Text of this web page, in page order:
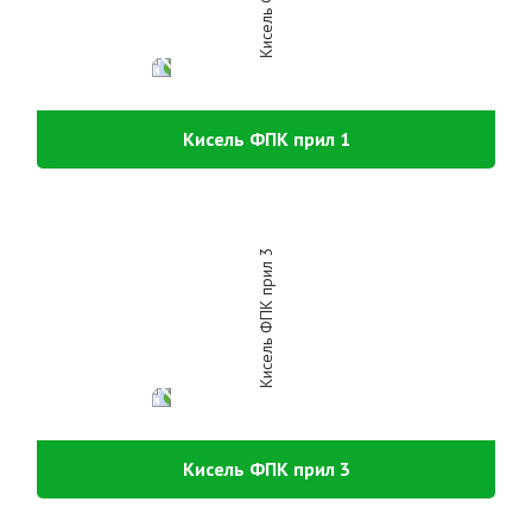
Кисель ФПК прил 1
Кисель ФПК прил 3